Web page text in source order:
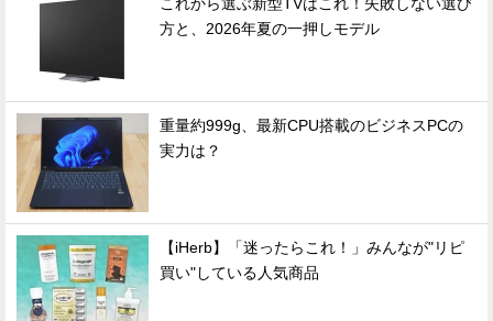
これから選ぶ新型TVはこれ！失敗しない選び
方と、2026年夏の一押しモデル
重量約999g、最新CPU搭載のビジネスPCの
実力は？
【iHerb】「迷ったらこれ！」みんなが"リピ
買い"している人気商品